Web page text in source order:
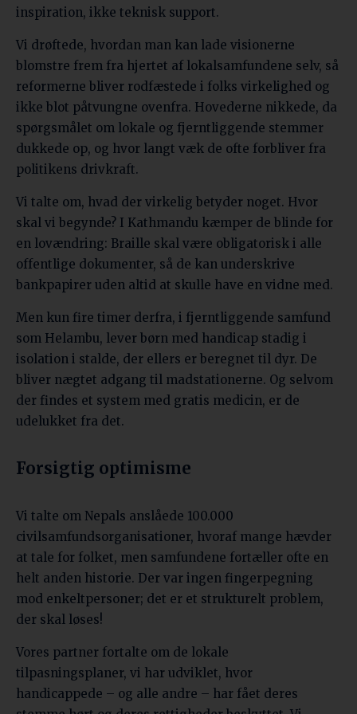
inspiration, ikke teknisk support.
Vi drøftede, hvordan man kan lade visionerne
blomstre frem fra hjertet af lokalsamfundene selv, så
reformerne bliver rodfæstede i folks virkelighed og
ikke blot påtvungne ovenfra. Hovederne nikkede, da
spørgsmålet om lokale og fjerntliggende stemmer
dukkede op, og hvor langt væk de ofte forbliver fra
politikens drivkraft.
Vi talte om, hvad der virkelig betyder noget. Hvor
skal vi begynde? I Kathmandu kæmper de blinde for
en lovændring: Braille skal være obligatorisk i alle
offentlige dokumenter, så de kan underskrive
bankpapirer uden altid at skulle have en vidne med.
Men kun fire timer derfra, i fjerntliggende samfund
som Helambu, lever børn med handicap stadig i
isolation i stalde, der ellers er beregnet til dyr. De
bliver nægtet adgang til madstationerne. Og selvom
der findes et system med gratis medicin, er de
udelukket fra det.
Forsigtig optimisme
Vi talte om Nepals anslåede 100.000
civilsamfundsorganisationer, hvoraf mange hævder
at tale for folket, men samfundene fortæller ofte en
helt anden historie. Der var ingen fingerpegning
mod enkeltpersoner; det er et strukturelt problem,
der skal løses!
Vores partner fortalte om de lokale
tilpasningsplaner, vi har udviklet, hvor
handicappede – og alle andre – har fået deres